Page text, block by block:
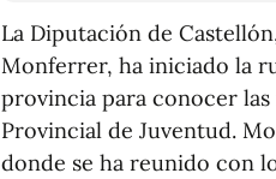
La Diputación de
Monferrer, ha iniciado la
provincia para conocer las
Provincial de Juventud.
donde se ha reunido con